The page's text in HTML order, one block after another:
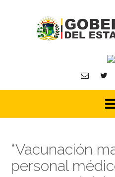
“Vacunación
personal